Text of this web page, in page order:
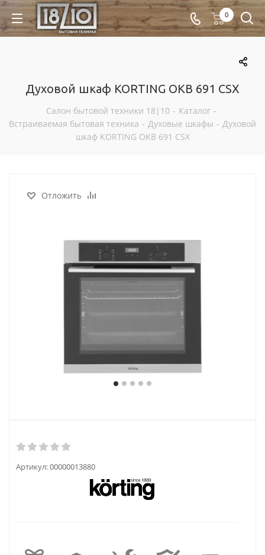
0
Духовой шкаф KORTING OKB 691 CSX
Салон бытовой техники 18|10 - Каталог -
Встраиваемая бытовая техника - Духовые шкафы - Духовой
шкаф KORTING OKB 691 CSX
Отложить
Артикул:00000013880